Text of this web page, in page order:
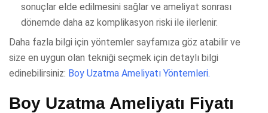
sonuçlar elde edilmesini sağlar ve ameliyat sonrası
dönemde daha az komplikasyon riski ile ilerlenir.
Daha fazla bilgi için yöntemler sayfamıza göz atabilir ve
size en uygun olan tekniği seçmek için detaylı bilgi
edinebilirsiniz: Boy Uzatma Ameliyatı Yöntemleri.
Boy Uzatma Ameliyatı Fiyatı